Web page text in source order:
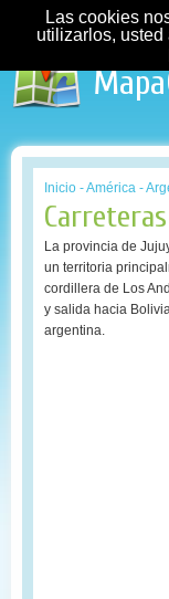
Inicio -América -
La provincia de
un territoria
cordillera de Los
y salida hacia
argentina.
Las cookies
utilizarlos, usted